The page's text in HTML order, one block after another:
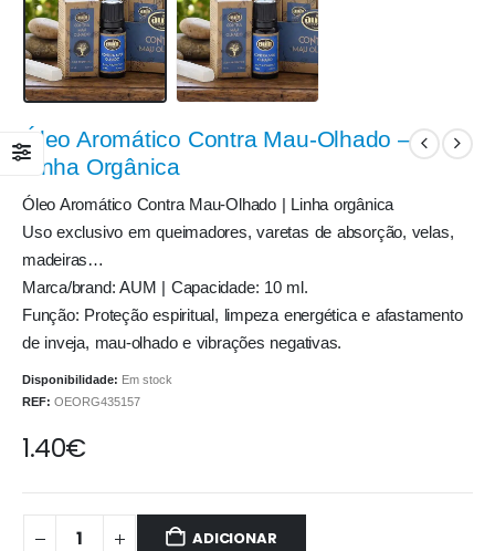
Óleo Aromático Contra Mau-Olhado –
Linha Orgânica
Óleo Aromático Contra Mau-Olhado | Linha orgânica
Uso exclusivo em queimadores, varetas de absorção, velas,
madeiras…
Marca/brand: AUM | Capacidade: 10 ml.
Função: Proteção espiritual, limpeza energética e afastamento
de inveja, mau-olhado e vibrações negativas.
Disponibilidade: Em stock
REF: OEORG435157
1.40€
ADICIONAR